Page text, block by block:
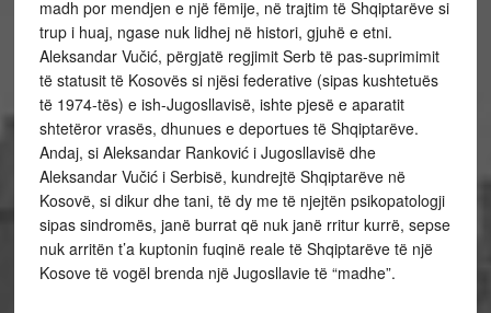
madh por mendjen e një fëmije, në trajtim të Shqiptarëve si
trup i huaj, ngase nuk lidhej në histori, gjuhë e etni.
Aleksandar Vučić, përgjatë regjimit Serb të pas-suprimimit
të statusit të Kosovës si njësi federative (sipas kushtetuës
të 1974-tës) e ish-Jugosllavisë, ishte pjesë e aparatit
shtetëror vrasës, dhunues e deportues të Shqiptarëve.
Andaj, si Aleksandar Ranković i Jugosllavisë dhe
Aleksandar Vučić i Serbisë, kundrejtë Shqiptarëve në
Kosovë, si dikur dhe tani, të dy me të njejtën psikopatologji
sipas sindromës, janë burrat që nuk janë rritur kurrë, sepse
nuk arritën t’a kuptonin fuqinë reale të Shqiptarëve të një
Kosove të vogël brenda një Jugosllavie të “madhe”.